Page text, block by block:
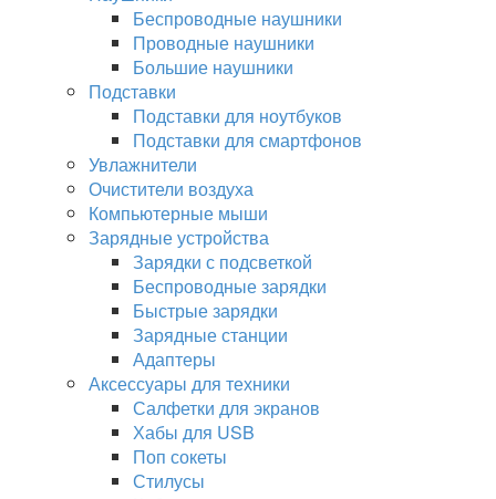
Беспроводные наушники
Проводные наушники
Большие наушники
Подставки
Подставки для ноутбуков
Подставки для смартфонов
Увлажнители
Очистители воздуха
Компьютерные мыши
Зарядные устройства
Зарядки с подсветкой
Беспроводные зарядки
Быстрые зарядки
Зарядные станции
Адаптеры
Аксессуары для техники
Салфетки для экранов
Хабы для USB
Поп сокеты
Стилусы